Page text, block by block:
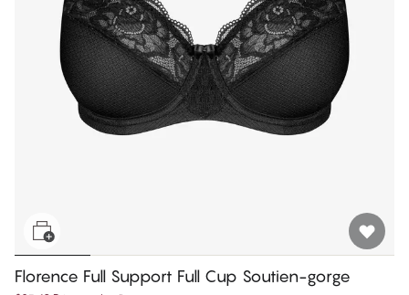
Florence Full Support Full Cup Soutien-gorge